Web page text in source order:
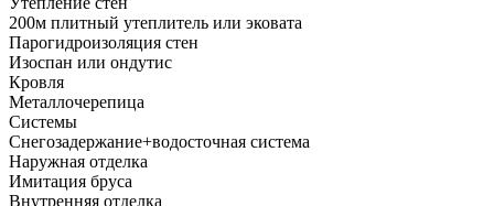
200м плитный утеплитель или эковата
Парогидроизоляция стен
Изоспан или ондутис
Кровля
Металлочерепица
Системы
Снегозадержание+водосточная система
Наружная отделка
Имитация бруса
Внутренняя отделка